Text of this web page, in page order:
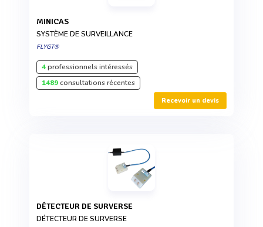
MINICAS
SYSTÈME DE SURVEILLANCE
FLYGT®
4professionnels intéressés
1489consultations récentes
Recevoir un devis
DÉTECTEUR DE SURVERSE
DÉTECTEUR DE SURVERSE